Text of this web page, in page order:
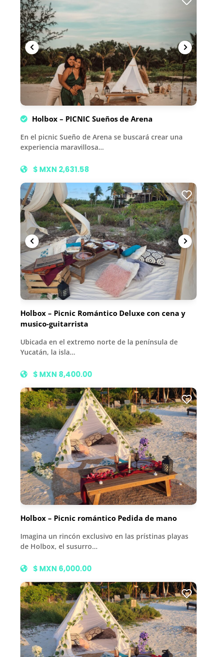
Holbox – PICNIC Sueños de Arena
En el picnic Sueño de Arena se buscará crear una
experiencia maravillosa…
$ MXN 2,631.58
Holbox – Picnic Romántico Deluxe con cena y
musico-guitarrista
Ubicada en el extremo norte de la península de
Yucatán, la isla…
$ MXN 8,400.00
Holbox – Picnic romántico Pedida de mano
Imagina un rincón exclusivo en las prístinas playas
de Holbox, el susurro…
$ MXN 6,000.00